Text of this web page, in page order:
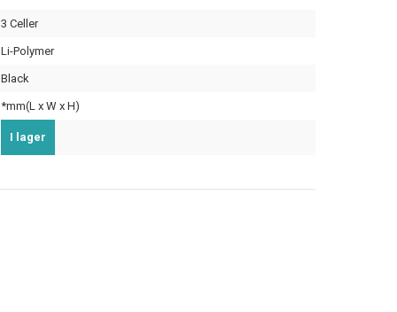
3 Celler
Li-Polymer
Black
*mm(L x W x H)
I lager